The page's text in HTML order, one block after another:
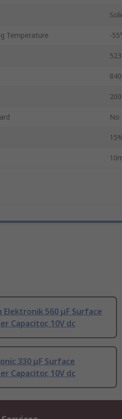
Temperature -
No
Elektronik 560 μF Surface
Capacitor, 10V dc
330 μF Surface
Capacitor, 10V dc